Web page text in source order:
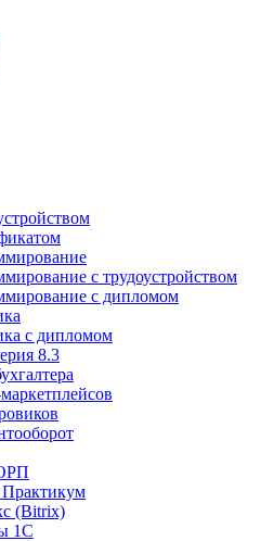
с трудоустройством
с дипломом
с дипломом
8.3
(Bitrix)
1С